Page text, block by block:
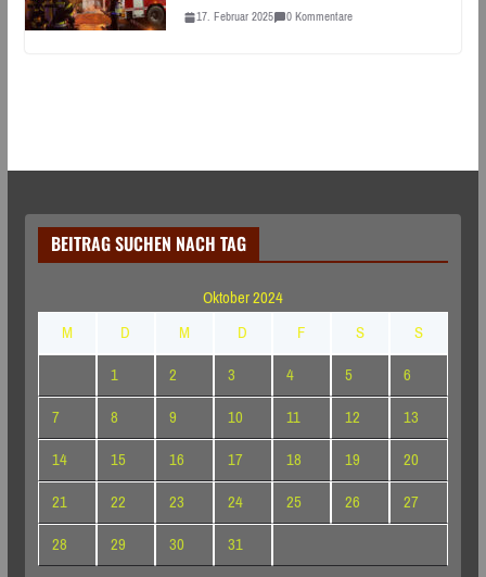
17. Februar 2025 0 Kommentare
BEITRAG SUCHEN NACH TAG
Oktober 2024
M
D M D F S
S
1
2 3 4 5
6
7
8 9 10 11 12
13
14
15 16 17 18 19
20
21
22 23 24 25 26
27
28
29 30
31